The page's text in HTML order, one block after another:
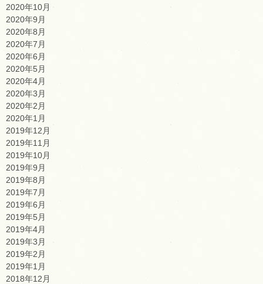
2020年10月
2020年9月
2020年8月
2020年7月
2020年6月
2020年5月
2020年4月
2020年3月
2020年2月
2020年1月
2019年12月
2019年11月
2019年10月
2019年9月
2019年8月
2019年7月
2019年6月
2019年5月
2019年4月
2019年3月
2019年2月
2019年1月
2018年12月